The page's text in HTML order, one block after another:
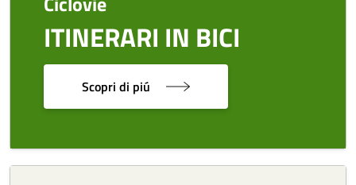
ITINERARI IN BICI
Scopri di piú